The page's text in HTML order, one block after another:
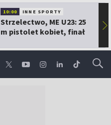
10:00 INNE SPORTY
Strzelectwo, ME U23: 25
m pistolet kobiet, finał
▶